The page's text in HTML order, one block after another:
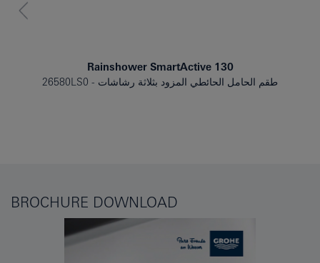
Rainshower SmartActive 130
طقم الحامل الحائطي المزود بثلاثة رشاشات
26580LS0
BROCHURE DOWNLOAD